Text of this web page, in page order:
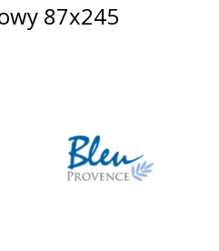
87x245